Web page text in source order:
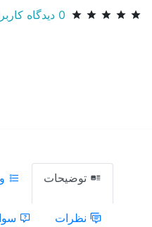
0 دیدگاه
توضیحات
نظرات